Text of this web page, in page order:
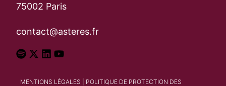
75002 Paris
contact@asteres.fr
MENTIONS LÉGALES
POLITIQUE DE PROTECTION DES